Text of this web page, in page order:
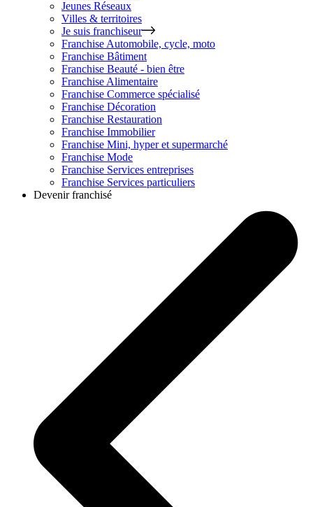
Jeunes Réseaux
Villes & territoires
Je suis franchiseur
Franchise Automobile, cycle, moto
Franchise Bâtiment
Franchise Beauté - bien être
Franchise Alimentaire
Franchise Commerce spécialisé
Franchise Décoration
Franchise Restauration
Franchise Immobilier
Franchise Mini, hyper et supermarché
Franchise Mode
Franchise Services entreprises
Franchise Services particuliers
Devenir franchisé